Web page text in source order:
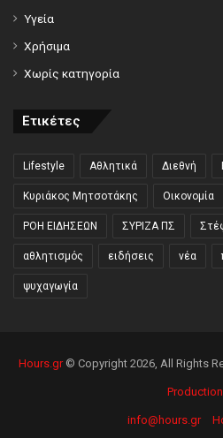
Υγεία
Χρήσιμα
Χωρίς κατηγορία
Ετικέτες
Lifestyle Αθλητικά Διεθνή
Κυριάκος Μητσοτάκης Οικονομία
ΡΟΗ ΕΙΔΗΣΕΩΝ ΣΥΡΙΖΑ ΠΣ
αθλητισμός ειδήσεις νέα
ψυχαγωγία
Hours.gr© Copyright 2026, All Rights
info@hours.gr